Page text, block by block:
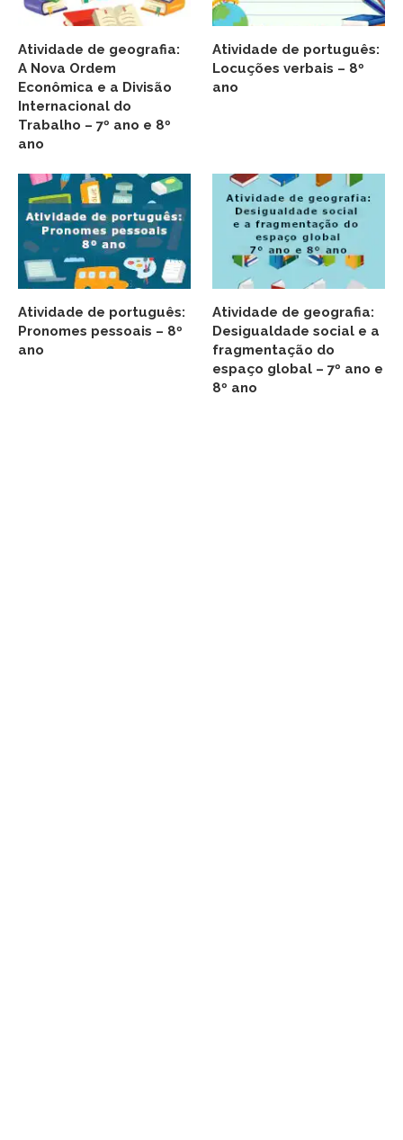
Atividade de geografia:
A Nova Ordem
Econômica e a Divisão
Internacional do
Trabalho – 7º ano e 8º
ano
Atividade de português:
Locuções verbais – 8º
ano
Atividade de português:
Pronomes pessoais – 8º
ano
Atividade de geografia:
Desigualdade social e a
fragmentação do
espaço global – 7º ano e
8º ano